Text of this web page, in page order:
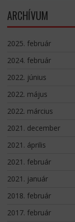
ARCHÍVUM
2025. február
2024. február
2022. június
2022. május
2022. március
2021. december
2021. április
2021. február
2021. január
2018. február
2017. február